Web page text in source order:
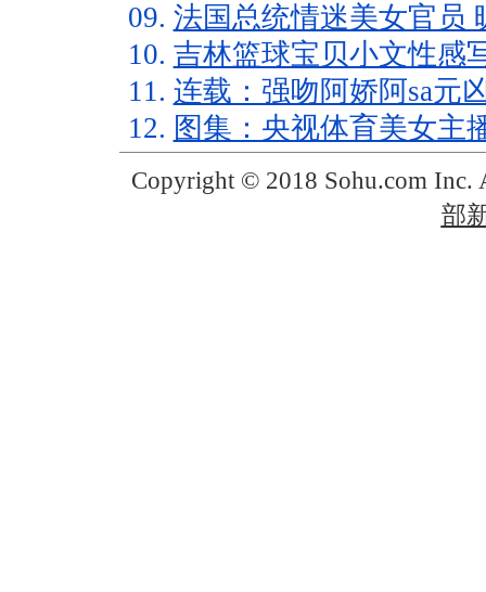
09. 法国总统情迷美女官员
10. 吉林篮球宝贝小文性感
11. 连载：强吻阿娇阿sa元
12. 图集：央视体育美女主
Copyright © 2018 Sohu.com
部